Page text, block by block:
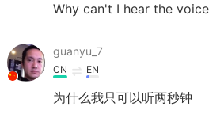
Why can't I hear the
guanyu_7
CN EN
为什么我只可以听两秒钟